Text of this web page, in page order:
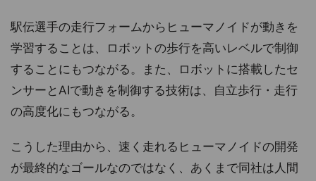
駅伝選手の走行フォームからヒューマノイドが動きを
学習することは、ロボットの歩行を高いレベルで制御
することにもつながる。また、ロボットに搭載したセ
ンサーとAIで動きを制御する技術は、自立歩行・走行
の高度化にもつながる。
こうした理由から、速く走れるヒューマノイドの開発
が最終的なゴールなのではなく、あくまで同社は人間